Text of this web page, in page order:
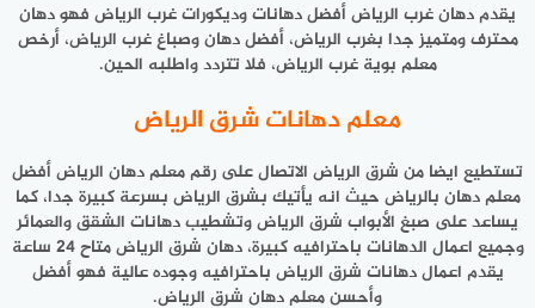
يقدم دهان غرب الرياض أفضل دهانات وديكورات غرب الرياض فهو دهان
محترف ومتميز جدا بغرب الرياض، أفضل دهان وصباغ غرب الرياض، أرخص
معلم بوية غرب الرياض، فلا تتردد واطلبه الحين.
معلم دهانات شرق الرياض
تستطيع ايضا من شرق الرياض الاتصال على رقم معلم دهان الرياض أفضل
معلم دهان بالرياض حيث انه يأتيك بشرق الرياض بسرعة كبيرة جدا، كما
يساعد على صبغ الأبواب شرق الرياض وتشطيب دهانات الشقق والعمائر
وجميع اعمال الدهانات باحترافيه كبيرة، دهان شرق الرياض متاح 24 ساعة
يقدم اعمال دهانات شرق الرياض باحترافيه وجوده عالية فهو أفضل
وأحسن معلم دهان شرق الرياض.